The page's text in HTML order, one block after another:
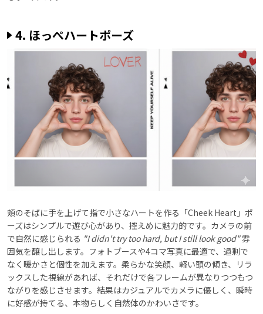
4. ほっぺハートポーズ
頬のそばに手を上げて指で小さなハートを作る「Cheek Heart」ポ
ーズはシンプルで遊び心があり、控えめに魅力的です。カメラの前
で自然に感じられる "I didn't try too hard, but I still look good"雰
囲気を醸し出します。フォトブースや4コマ写真に最適で、過剰で
なく暖かさと個性を加えます。柔らかな笑顔、軽い頭の傾き、リラ
ックスした視線があれば、それだけで各フレームが異なりつつもつ
ながりを感じさせます。結果はカジュアルでカメラに優しく、瞬時
に好感が持てる、本物らしく自然体のかわいさです。